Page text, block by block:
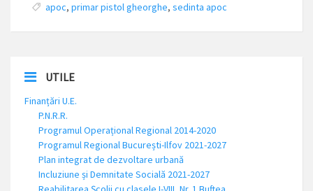
apoc, primar pistol gheorghe, sedinta apoc
UTILE
Finanțări U.E.
P.N.R.R.
Programul Operațional Regional 2014-2020
Programul Regional București-Ilfov 2021-2027
Plan integrat de dezvoltare urbană
Incluziune și Demnitate Socială 2021-2027